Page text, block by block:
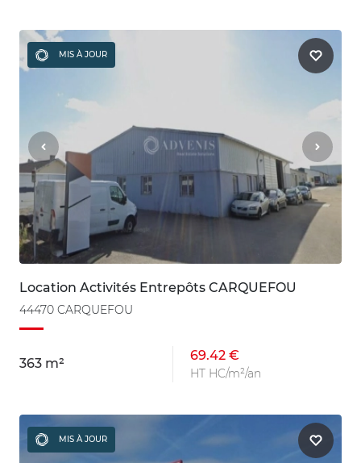
MIS À JOUR
Location Activités Entrepôts CARQUEFOU
44470 CARQUEFOU
363 m²
69.42 €
HT HC/m²/an
MIS À JOUR